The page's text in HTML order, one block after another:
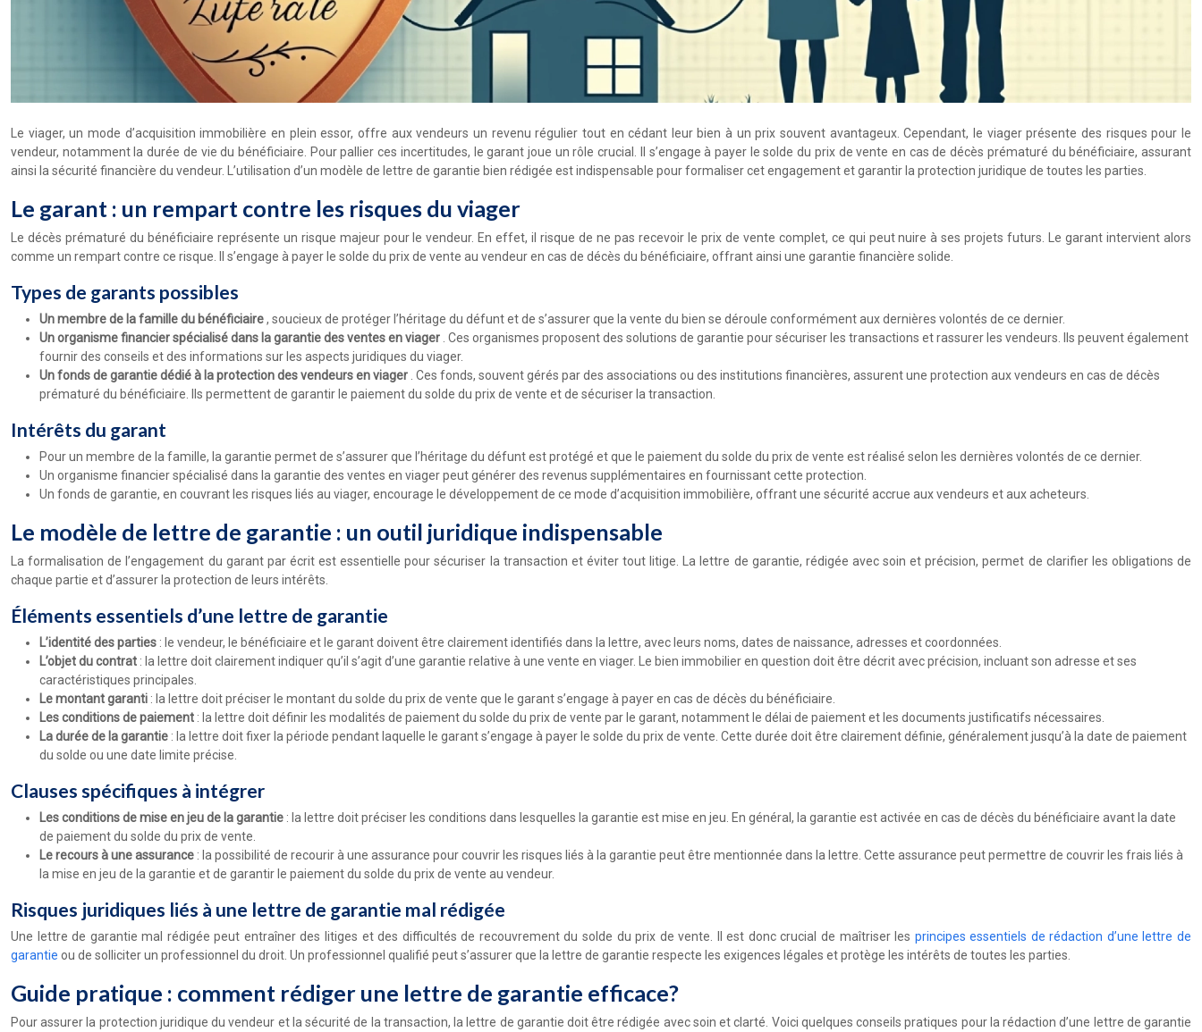
Le viager, un mode d’acquisition immobilière en plein essor, offre aux vendeurs un revenu régulier tout en cédant leur bien à un prix souvent avantageux. Cependant, le viager présente des risques pour le
vendeur, notamment la durée de vie du bénéficiaire. Pour pallier ces incertitudes, le garant joue un rôle crucial. Il s’engage à payer le solde du prix de vente en cas de décès prématuré du bénéficiaire, assurant
ainsi la sécurité financière du vendeur. L’utilisation d’un modèle de lettre de garantie bien rédigée est indispensable pour formaliser cet engagement et garantir la protection juridique de toutes les parties.
Le garant : un rempart contre les risques du viager
Le décès prématuré du bénéficiaire représente un risque majeur pour le vendeur. En effet, il risque de ne pas recevoir le prix de vente complet, ce qui peut nuire à ses projets futurs. Le garant intervient alors
comme un rempart contre ce risque. Il s’engage à payer le solde du prix de vente au vendeur en cas de décès du bénéficiaire, offrant ainsi une garantie financière solide.
Types de garants possibles
Un membre de la famille du bénéficiaire, soucieux de protéger l’héritage du défunt et de s’assurer que la vente du bien se déroule conformément aux dernières volontés de ce dernier.
Un organisme financier spécialisé dans la garantie des ventes en viager . Ces organismes proposent des solutions de garantie pour sécuriser les transactions et rassurer les vendeurs. Ils peuvent également
fournir des conseils et des informations sur les aspects juridiques du viager.
Un fonds de garantie dédié à la protection des vendeurs en viager . Ces fonds, souvent gérés par des associations ou des institutions financières, assurent une protection aux vendeurs en cas de décès
prématuré du bénéficiaire. Ils permettent de garantir le paiement du solde du prix de vente et de sécuriser la transaction.
Intérêts du garant
Pour un membre de la famille, la garantie permet de s’assurer que l’héritage du défunt est protégé et que le paiement du solde du prix de vente est réalisé selon les dernières volontés de ce dernier.
Un organisme financier spécialisé dans la garantie des ventes en viager peut générer des revenus supplémentaires en fournissant cette protection.
Un fonds de garantie, en couvrant les risques liés au viager, encourage le développement de ce mode d’acquisition immobilière, offrant une sécurité accrue aux vendeurs et aux acheteurs.
Le modèle de lettre de garantie : un outil juridique indispensable
La formalisation de l’engagement du garant par écrit est essentielle pour sécuriser la transaction et éviter tout litige. La lettre de garantie, rédigée avec soin et précision, permet de clarifier les obligations de
chaque partie et d’assurer la protection de leurs intérêts.
Éléments essentiels d’une lettre de garantie
L’identité des parties : le vendeur, le bénéficiaire et le garant doivent être clairement identifiés dans la lettre, avec leurs noms, dates de naissance, adresses et coordonnées.
L’objet du contrat : la lettre doit clairement indiquer qu’il s’agit d’une garantie relative à une vente en viager. Le bien immobilier en question doit être décrit avec précision, incluant son adresse et ses
caractéristiques principales.
Le montant garanti : la lettre doit préciser le montant du solde du prix de vente que le garant s’engage à payer en cas de décès du bénéficiaire.
Les conditions de paiement : la lettre doit définir les modalités de paiement du solde du prix de vente par le garant, notamment le délai de paiement et les documents justificatifs nécessaires.
La durée de la garantie : la lettre doit fixer la période pendant laquelle le garant s’engage à payer le solde du prix de vente. Cette durée doit être clairement définie, généralement jusqu’à la date de paiement
du solde ou une date limite précise.
Clauses spécifiques à intégrer
Les conditions de mise en jeu de la garantie : la lettre doit préciser les conditions dans lesquelles la garantie est mise en jeu. En général, la garantie est activée en cas de décès du bénéficiaire avant la date
de paiement du solde du prix de vente.
Le recours à une assurance : la possibilité de recourir à une assurance pour couvrir les risques liés à la garantie peut être mentionnée dans la lettre. Cette assurance peut permettre de couvrir les frais liés à
la mise en jeu de la garantie et de garantir le paiement du solde du prix de vente au vendeur.
Risques juridiques liés à une lettre de garantie mal rédigée
Une lettre de garantie mal rédigée peut entraîner des litiges et des difficultés de recouvrement du solde du prix de vente. Il est donc crucial de maîtriser les principes essentiels de rédaction d’une lettre de
garantie ou de solliciter un professionnel du droit. Un professionnel qualifié peut s’assurer que la lettre de garantie respecte les exigences légales et protège les intérêts de toutes les parties.
Guide pratique : comment rédiger une lettre de garantie efficace?
Pour assurer la protection juridique du vendeur et la sécurité de la transaction, la lettre de garantie doit être rédigée avec soin et clarté. Voici quelques conseils pratiques pour la rédaction d’une lettre de garantie